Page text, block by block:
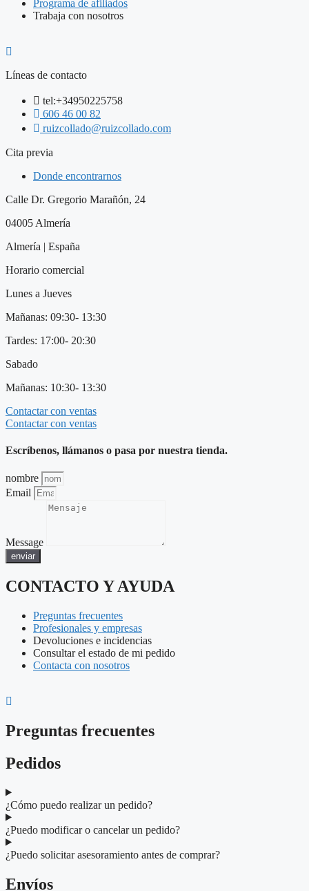
Programa de afiliados
Trabaja con nosotros
Líneas de contacto
tel:+34950225758
606 46 00 82
ruizcollado@ruizcollado.com
Cita previa
Donde encontrarnos
Calle Dr. Gregorio Marañón, 24
04005 Almería
Almería | España
Horario comercial
Lunes a Jueves
Mañanas: 09:30- 13:30
Tardes: 17:00- 20:30
Sabado
Mañanas: 10:30- 13:30
Contactar con ventas
Contactar con ventas
Escríbenos, llámanos o pasa por nuestra tienda.
nombre
Email
Message
enviar
CONTACTO Y AYUDA
Preguntas frecuentes
Profesionales y empresas
Devoluciones e incidencias
Consultar el estado de mi pedido
Contacta con nosotros
Preguntas frecuentes
Pedidos
¿Cómo puedo realizar un pedido?
¿Puedo modificar o cancelar un pedido?
¿Puedo solicitar asesoramiento antes de comprar?
Envíos